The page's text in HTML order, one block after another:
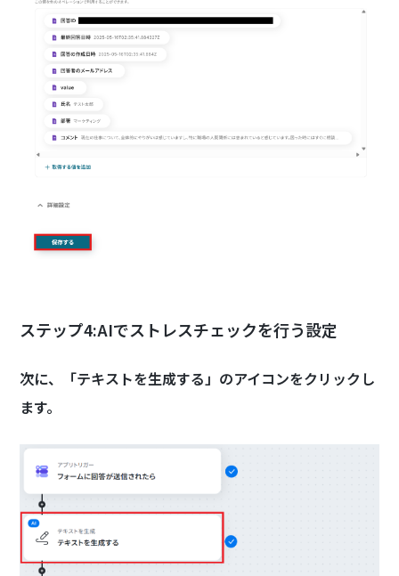
ステップ4:AIでストレスチェックを行う設定
次に、「テキストを生成する」のアイコンをクリックし
ます。